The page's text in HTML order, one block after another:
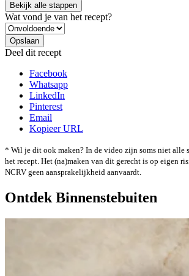
Bekijk alle stappen
Wat vond je van het recept?
Deel dit recept
Facebook
Whatsapp
LinkedIn
Pinterest
Email
Kopieer URL
* Wil je dit ook maken? In de video zijn soms niet alle
het recept. Het (na)maken van dit gerecht is op eigen
NCRV geen aansprakelijkheid aanvaardt.
Ontdek Binnenstebuiten